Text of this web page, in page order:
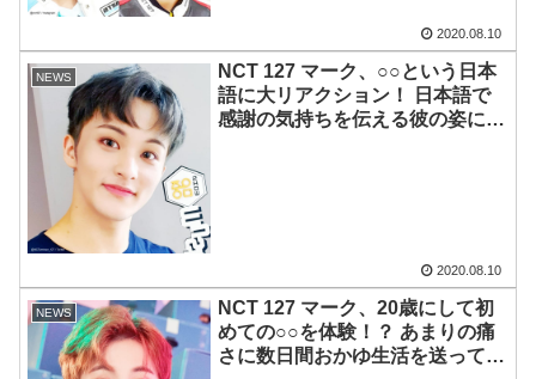
2020.08.10
NEWS
NCT 127 マーク、○○という日本
語に大リアクション！ 日本語で
感謝の気持ちを伝える彼の姿にフ
2020.08.10
NEWS
NCT 127 マーク、20歳にして初
めての○○を体験！？ あまりの痛
さに数日間おかゆ生活を送ってい